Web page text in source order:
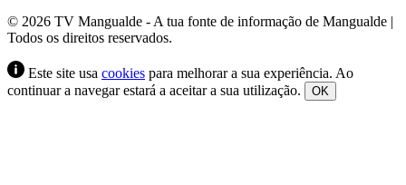
© 2026 TV Mangualde - A tua fonte de informação de Mangualde |
Todos os direitos reservados.
Este site usa cookies para melhorar a sua experiência. Ao
continuar a navegar estará a aceitar a sua utilização.
OK